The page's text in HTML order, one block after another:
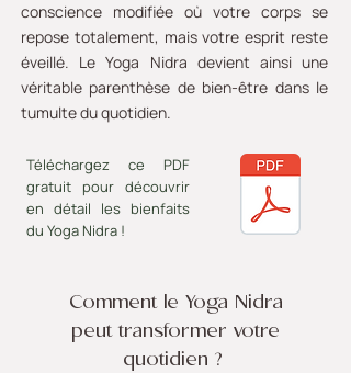
conscience modifiée où votre corps se
repose totalement, mais votre esprit reste
éveillé. Le Yoga Nidra devient ainsi une
véritable parenthèse de bien-être dans le
tumulte du quotidien.
Téléchargez ce PDF
gratuit pour découvrir
en détail les bienfaits
du Yoga Nidra !
Comment le Yoga Nidra
peut transformer votre
quotidien ?